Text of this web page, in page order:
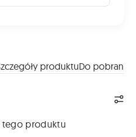
produktuDo pobrania
tego produktu